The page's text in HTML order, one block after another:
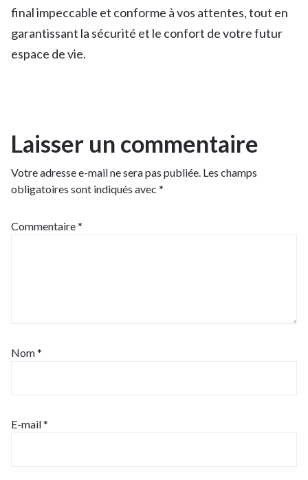
final impeccable et conforme à vos attentes, tout en
garantissant la sécurité et le confort de votre futur
espace de vie.
Laisser un commentaire
Votre adresse e-mail ne sera pas publiée. Les champs
obligatoires sont indiqués avec *
Commentaire*
Nom*
E-mail*